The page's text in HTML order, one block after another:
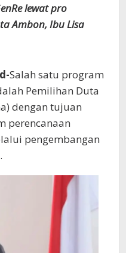
lewat pro
Ambon, Ibu Lisa
Salah satu program
Pemilihan Duta
dengan tujuan
perencanaan
pengembangan